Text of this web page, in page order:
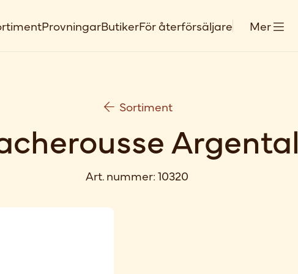
ProvningarButikerFör återförsäljare Mer
Sortiment
Argental
Art. nummer:10320